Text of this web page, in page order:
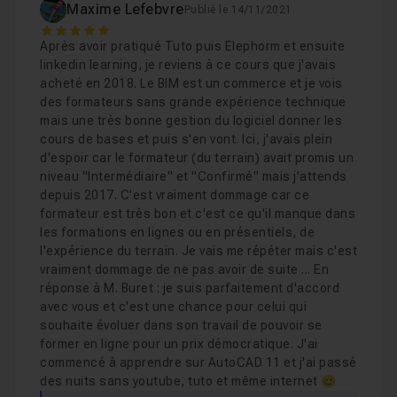
un projet Revit MEP Électricité, CVC et Hydraulique
Gérer les côtes classiques, temporaires et les
contraintes
Comprendre et appliquer les notions de contrôle et
de visibilité
Gérer les vues en plan et les faux plafonds des
réseaux
Savoir modéliser les terminaux électriques
Placer et déclarer les tableaux de distribution
Créer des chemins de câbles courant fort et faible et
étudier leurs différents comportements
Implanter et gérer les dispositifs de gaines et leurs
raccordements
Créer des réseaux de système de soufflage,
d'extraction, etc.
Chapitre 6 : Démarrer correctement un projet MEP
Chapitre 7 : Audit - Contrôle - Coordination de la
Chapitre 8 : Création de vues étages - faux-
Chapitre 9 : Analyser son projet 56m53
Chapitre 10 : Documenter et imprimer son projet
Chapitre 11 : Exemple de travail collaboratif
Cours 2 7h25
Maitriser REVIT MEP - Vol 2 - Lot électricité -
Maxime Lefebvre Publié le 14/11/2021
5
Après avoir pratiqué Tuto puis Elephorm et ensuite
linkedin learning, je reviens à ce cours que j'avais
acheté en 2018. Le BIM est un commerce et je vois
des formateurs sans grande expérience technique
mais une très bonne gestion du logiciel donner les
cours de bases et puis s'en vont. Ici, j'avais plein
d'espoir car le formateur (du terrain) avait promis un
niveau "Intermédiaire" et "Confirmé" mais j'attends
depuis 2017. C'est vraiment dommage car ce
formateur est très bon et c'est ce qu'il manque dans
les formations en lignes ou en présentiels, de
l'expérience du terrain. Je vais me répéter mais c'est
vraiment dommage de ne pas avoir de suite ... En
réponse à M. Buret : je suis parfaitement d'accord
avec vous et c'est une chance pour celui qui
souhaite évoluer dans son travail de pouvoir se
former en ligne pour un prix démocratique. J'ai
commencé à apprendre sur AutoCAD 11 et j'ai passé
des nuits sans youtube, tuto et même internet 😊